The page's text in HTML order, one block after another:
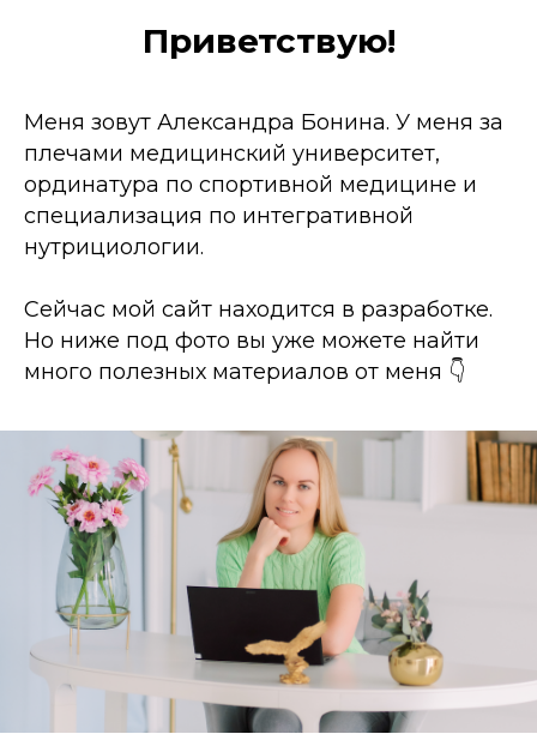
Приветствую!
Меня зовут Александра Бонина. У меня за
плечами медицинский университет,
ординатура по спортивной медицине и
специализация по интегративной
нутрициологии.
Сейчас мой сайт находится в разработке.
Но ниже под фото вы уже можете найти
много полезных материалов от меня 👇